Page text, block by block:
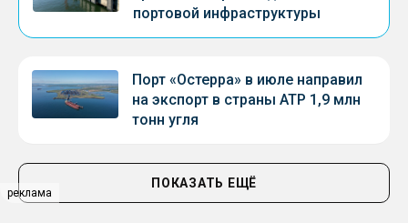
реклама
портовой инфраструктуры
Порт «Остерра» в июле направил
на экспорт в страны АТР 1,9 млн
тонн угля
ПОКАЗАТЬ ЕЩЁ